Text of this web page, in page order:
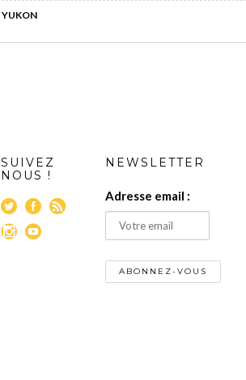
YUKON
SUIVEZ
NOUS !
NEWSLETTER
Adresse email :